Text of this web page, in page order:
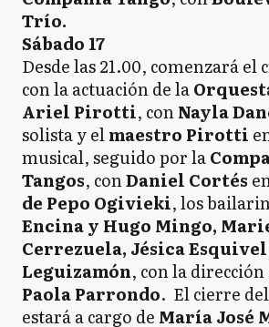
Trío.
Sábado 17
Desde las 21.00, comenzará
con la actuación de la
Ariel Pirotti, conNayla
solista y elmaestro Pirotti
musical, seguido por la
Tangos, conDaniel Cortés
de Pepo Ogivieki, los
Encina y Hugo Mingo,
Cerrezuela, Jésica
Leguizamón, con la
Paola Parrondo. El cierre
estará a cargo de María José